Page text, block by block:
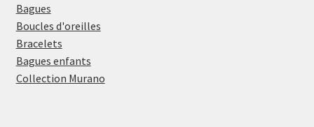
Bagues
Boucles d'oreilles
Bracelets
Bagues enfants
Collection Murano